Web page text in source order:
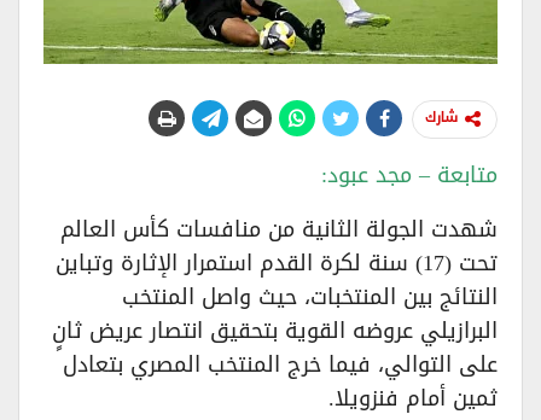
شارك
متابعة – مجد عبود:
شهدت الجولة الثانية من منافسات كأس العالم
تحت (17) سنة لكرة القدم استمرار الإثارة وتباين
النتائج بين المنتخبات، حيث واصل المنتخب
البرازيلي عروضه القوية بتحقيق انتصار عريض ثانٍ
على التوالي، فيما خرج المنتخب المصري بتعادل
ثمين أمام فنزويلا.